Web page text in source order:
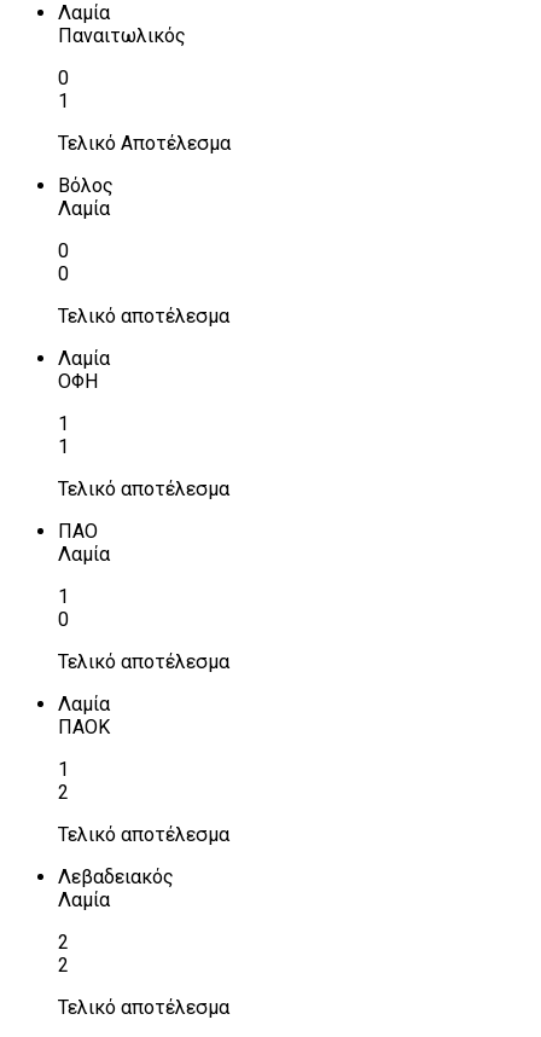
Λαμία
Παναιτωλικός
0
1
Τελικό Αποτέλεσμα
Βόλος
Λαμία
0
0
Τελικό αποτέλεσμα
Λαμία
ΟΦΗ
1
1
Τελικό αποτέλεσμα
ΠΑΟ
Λαμία
1
0
Τελικό αποτέλεσμα
Λαμία
ΠΑΟΚ
1
2
Τελικό αποτέλεσμα
Λεβαδειακός
Λαμία
2
2
Τελικό αποτέλεσμα